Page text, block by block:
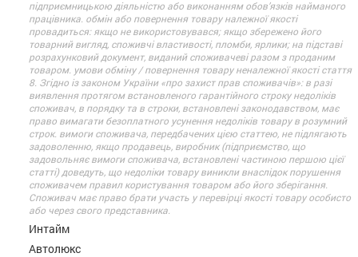
підприємницькою діяльністю або виконанням обов’язків найманого
працівника. обмін або повернення товару належної якості
провадиться: якщо не використовувався; якщо збережено його
товарний вигляд, споживчі властивості, пломби, ярлики; на підставі
розрахунковий документ, виданий споживачеві разом з проданим
товаром. умови обміну / повернення товару неналежної якості стаття
8. Згідно із законом України «про захист прав споживачів»: в разі
виявлення протягом встановленого гарантійного строку недоліків
споживач, в порядку та в строки, встановлені законодавством, має
право вимагати безоплатного усунення недоліків товару в розумний
строк. вимоги споживача, передбачених цією статтею, не підлягають
задоволенню, якщо продавець, виробник (підприємство, що
задовольняє вимоги споживача, встановлені частиною першою цієї
статті) доведуть, що недоліки товару виникли внаслідок порушення
споживачем правил користування товаром або його зберігання.
Споживач має право брати участь у перевірці якості товару особисто
або через свого представника.
Интайм
Автолюкс